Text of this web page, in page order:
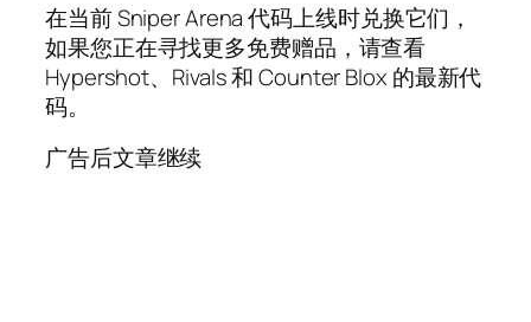
在当前 Sniper Arena 代码上线时兑换它们，
如果您正在寻找更多免费赠品，请查看
Hypershot、Rivals 和 Counter Blox 的最新代
码。
广告后文章继续